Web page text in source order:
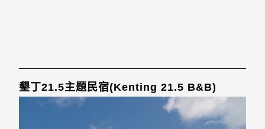
墾丁21.5主題民宿(Kenting 21.5 B&B)